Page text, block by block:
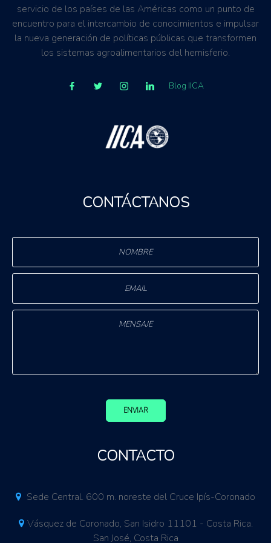
servicio de los países de las Américas como un punto de
encuentro para el intercambio de conocimientos e impulsar
la nueva generación de políticas públicas que transformen
los sistemas agroalimentarios del hemisferio.
Blog IICA
CONTÁCTANOS
ENVIAR
CONTACTO
Sede Central. 600 m. noreste del Cruce Ipís-Coronado
Vásquez de Coronado, San Isidro 11101 - Costa Rica.
San José, Costa Rica